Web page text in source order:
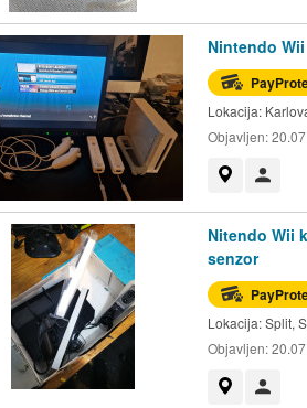
Nintendo Wii
Lokacija:
Objavljen:
Nitendo Wii
senzor
Lokacija:Split,
Objavljen: